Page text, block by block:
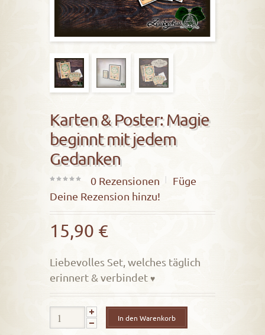
Karten & Poster: Magie
beginnt mit jedem
Gedanken
out
5
0 Rezensionen
Füge
Deine Rezension hinzu!
15,90 €
Liebevolles Set, welches täglich
erinnert & verbindet ♥
In den Warenkorb